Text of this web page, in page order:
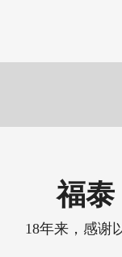
福泰
18年来，感谢